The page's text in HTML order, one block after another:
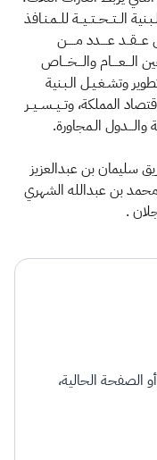
للــمـنـافذ
عــــدد مـــــن
والـــخـــاص
وتشـغـيـل الـبـنية
المملكة، وتــيــســيــر
والـــدول الـمجاورة.
سليمان بن عبدالعزيز
محمد بن عبدالله الشهري
.
الصفحة الحالية،